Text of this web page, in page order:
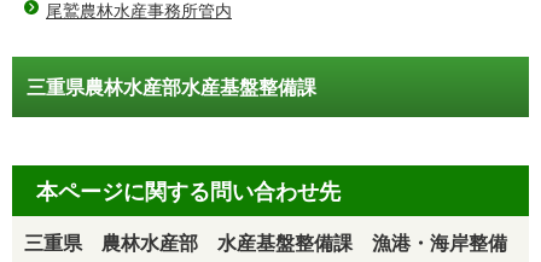
尾鷲農林水産事務所管内
三重県農林水産部水産基盤整備課
本ページに関する問い合わせ先
三重県 農林水産部 水産基盤整備課 漁港・海岸整備